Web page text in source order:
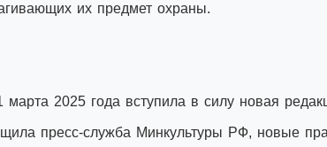
их предмет охраны.
2025 года вступила в силу новая
пресс-служба Минкультуры РФ, новые